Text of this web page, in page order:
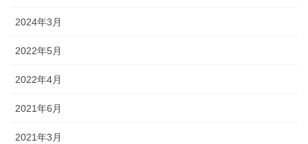
2024年3月
2022年5月
2022年4月
2021年6月
2021年3月